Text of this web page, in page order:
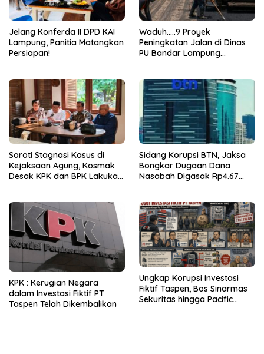
Jelang Konferda II DPD KAI
Lampung, Panitia Matangkan
Persiapan!
Waduh…..9 Proyek
Peningkatan Jalan di Dinas
PU Bandar Lampung
Soroti Stagnasi Kasus di
Kejaksaan Agung, Kosmak
Desak KPK dan BPK Lakukan
Sidang Korupsi BTN, Jaksa
Bongkar Dugaan Dana
Nasabah Digasak Rp4.67
KPK : Kerugian Negara
dalam Investasi Fiktif PT
Taspen Telah Dikembalikan
Ungkap Korupsi Investasi
Fiktif Taspen, Bos Sinarmas
Sekuritas hingga Pacific